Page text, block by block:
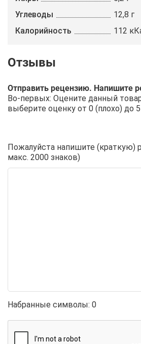
Углеводы
12,8 г
Калорийность
112
Отправить рецензию. Напишите
Во-первых: Оцените данный
выберите оценку от 0 (плохо) до 5
Пожалуйста напишите (краткую)
макс. 2000 знаков)
Набранные символы: 0